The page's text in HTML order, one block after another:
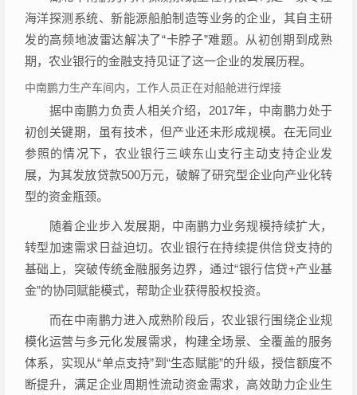
海洋探测系统、新能源船舶制造等业务的企业，其自主研
发的高频地波雷达解决了“卡脖子”难题。从初创期到成熟
期，农业银行的金融支持见证了这一企业的发展历程。
中南鹏力生产车间内，工作人员正在对船舱进行焊接
据中南鹏力负责人相关介绍，2017年，中南鹏力处于
初创关键期，虽有技术，但产业还未形成规模。在无同业
参照的情况下，农业银行三峡东山支行主动支持企业发
展，为其发放贷款500万元，破解了研究型企业向产业化转
型的资金瓶颈。
随着企业步入发展期，中南鹏力业务规模持续扩大，
转型加速需求日益迫切。农业银行在持续提供信贷支持的
基础上，突破传统金融服务边界，通过“银行信贷+产业基
金”的协同赋能模式，帮助企业获得股权投资。
而在中南鹏力进入成熟阶段后，农业银行围绕企业规
模化运营与多元化发展需求，构建全场景、全覆盖的服务
体系，实现从“单点支持”到“生态赋能”的升级，授信额度不
断提升，满足企业周期性流动资金需求，高效助力企业生